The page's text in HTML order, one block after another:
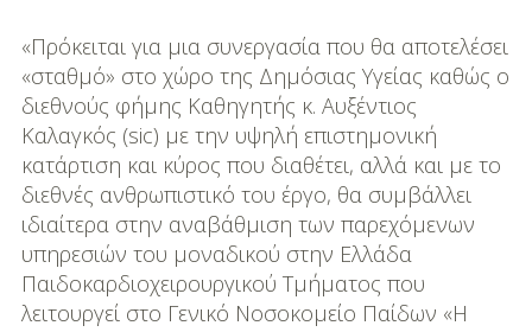
«Πρόκειται για μια συνεργασία που θα αποτελέσει
«σταθμό» στο χώρο της Δημόσιας Υγείας καθώς ο
διεθνούς φήμης Καθηγητής κ. Αυξέντιος
Καλαγκός (sic) με την υψηλή επιστημονική
κατάρτιση και κύρος που διαθέτει, αλλά και με το
διεθνές ανθρωπιστικό του έργο, θα συμβάλλει
ιδιαίτερα στην αναβάθμιση των παρεχόμενων
υπηρεσιών του μοναδικού στην Ελλάδα
Παιδοκαρδιοχειρουργικού Τμήματος που
λειτουργεί στο Γενικό Νοσοκομείο Παίδων «Η